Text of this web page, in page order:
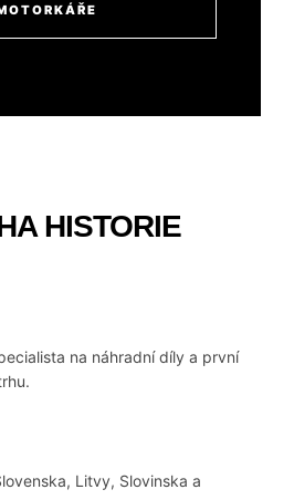
HISTORIE
na náhradní díly a první
Litvy, Slovinska a